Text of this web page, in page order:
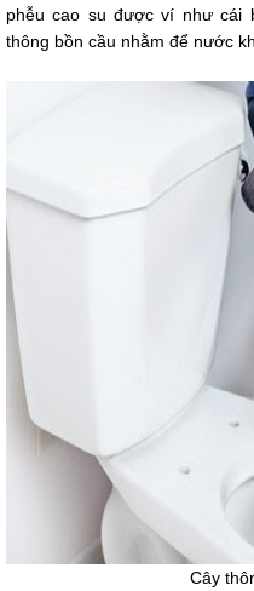
phễu cao su được ví như cái
thông bồn cầu nhằm để nước
Cây